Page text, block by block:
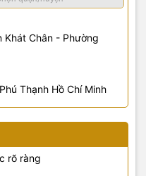
Khát Chân - Phường
Thạnh Hồ Chí Minh
rõ ràng